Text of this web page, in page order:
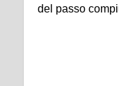
del passo